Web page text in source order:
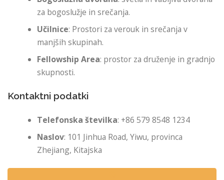
za bogoslužje in srečanja.
Učilnice: Prostori za verouk in srečanja v
manjših skupinah.
Fellowship Area: prostor za druženje in gradnjo
skupnosti.
Kontaktni podatki
Telefonska številka: +86 579 8548 1234
Naslov: 101 Jinhua Road, Yiwu, provinca
Zhejiang, Kitajska